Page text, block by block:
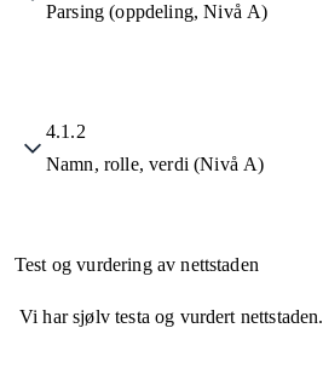
Parsing (oppdeling, Nivå A)
4.1.2
Namn, rolle, verdi (Nivå A)
Test og vurdering av nettstaden
Vi har sjølv testa og vurdert nettstaden.